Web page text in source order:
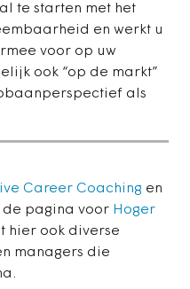
te starten met het
en werkt u
voor op uw
ook “op de markt”
als
Career Coaching en
de pagina voor Hoger
hier ook diverse
managers die